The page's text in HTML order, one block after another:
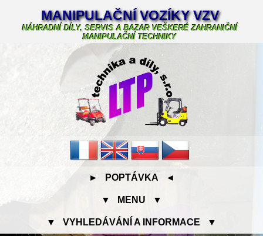
MANIPULAČNÍ VOZÍKY VZV
NÁHRADNÍ DÍLY, SERVIS A BAZAR VEŠKERÉ ZAHRANIČNÍ
MANIPULAČNÍ TECHNIKY
► POPTÁVKA ◄
▼ MENU ▼
▼ VYHLEDÁVÁNÍ A INFORMACE ▼